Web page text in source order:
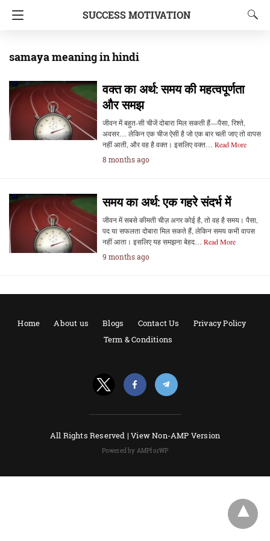
SUCCESS MOTIVATION
samaya meaning in hindi
वक्त का अर्थ: समय की महत्वपूर्णता
और समझ
जीवन में बहुत-सी चीजें दोबारा मिल सकती हैं—पैसा, रिश्ते,
अवसर… लेकिन एक चीज ऐसी है जो एक बार चली जाए तो वापस
नहीं आती, और वह है वक्त। इसलिए वक्त… Read More
8 months ago
समय का अर्थ: एक गहरे संदर्भ में
जीवन में सबसे कीमती चीज़ अगर कोई है, तो वह है समय। पैसा,
पद या सफलता दोबारा मिल सकते हैं, लेकिन समय कभी वापस
नहीं आता। इसलिए यह समझना बेहद… Read More
9 months ago
Home About us Blogs Contact Us
Privacy Policy
Term & Conditions
All Rights Reserved |View Non-AMP Version
Powered by AMPforWP